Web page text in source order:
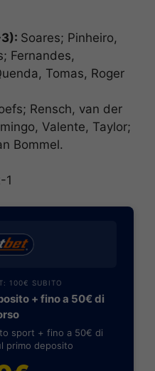
Soares; Pinheiro,
Fernandes,
Tomas, Roger
Rensch, van der
Valente, Taylor;
Bommel.
1
100€ SUBITO
+ fino a 50€ di
sport + fino a 50€ di
primo deposito